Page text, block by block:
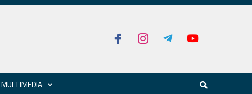
MULTIMEDIA